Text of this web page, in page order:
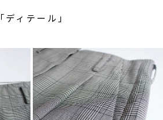
「ディテール」